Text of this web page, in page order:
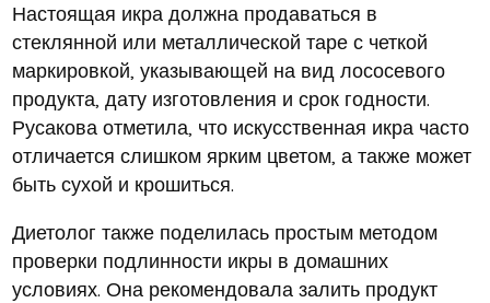
Настоящая икра должна продаваться в
стеклянной или металлической таре с четкой
маркировкой, указывающей на вид лососевого
продукта, дату изготовления и срок годности.
Русакова отметила, что искусственная икра часто
отличается слишком ярким цветом, а также может
быть сухой и крошиться.
Диетолог также поделилась простым методом
проверки подлинности икры в домашних
условиях. Она рекомендовала залить продукт